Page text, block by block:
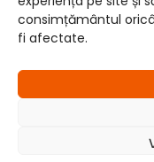
consimțământul
fi afectate.
rezervate.
Website dezvoltat